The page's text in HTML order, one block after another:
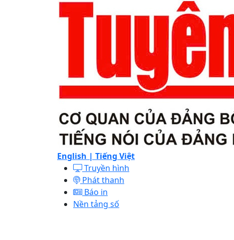
English | Tiếng Việt
Truyền hình
Phát thanh
Báo in
Nền tảng số